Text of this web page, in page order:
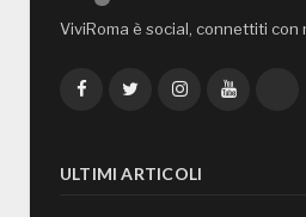
ViviRoma è social, connettiti con
FacebookTwitterInstagramYouTube
ULTIMI ARTICOLI